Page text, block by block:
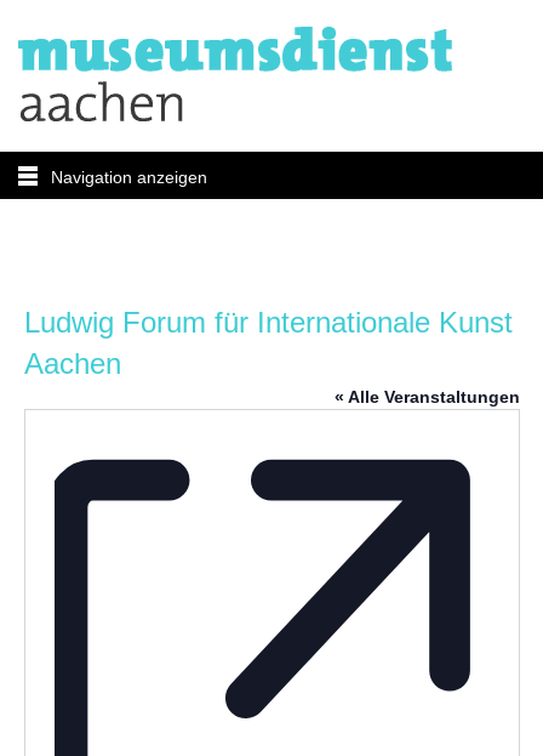
Navigation anzeigen
Ludwig Forum für Internationale Kunst
Aachen
« Alle Veranstaltungen